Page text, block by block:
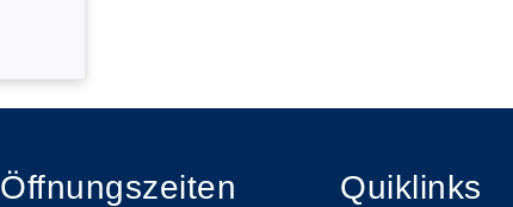
Öffnungszeiten Quiklinks